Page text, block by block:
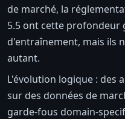
de marché, la
5.5 ont cette profondeur
d'entraînement, mais ils
autant.
L'évolution logique : des
sur des données de
garde-fous domain-